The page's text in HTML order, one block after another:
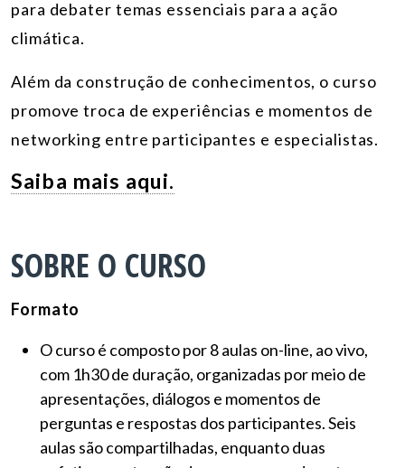
para debater temas essenciais para a ação
climática.
Além da construção de conhecimentos, o curso
promove troca de experiências e momentos de
networking entre participantes e especialistas.
Saiba mais aqui.
SOBRE O CURSO
Formato
O curso é composto por 8 aulas on-line, ao vivo,
com 1h30 de duração, organizadas por meio de
apresentações, diálogos e momentos de
perguntas e respostas dos participantes. Seis
aulas são compartilhadas, enquanto duas